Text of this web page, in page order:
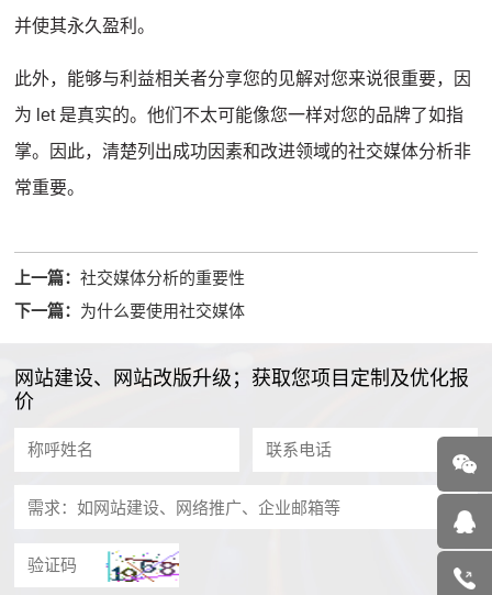
并使其永久盈利。
此外，能够与利益相关者分享您的见解对您来说很重要，因
为 let 是真实的。他们不太可能像您一样对您的品牌了如指
掌。
因此，清楚列出成功因素和改进领域的社交媒体分析非
常重要。
上一篇：社交媒体分析的重要性
下一篇： 为什么要使用社交媒体
网站建设、网站改版升级；获取您项目定制及优化报
价